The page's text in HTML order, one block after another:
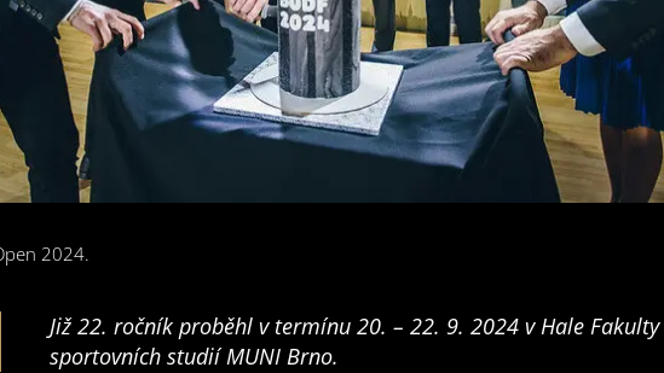
2024.
Již 22. ročník proběhl v termínu 20. – 22. 9. 2024 v Hale Fakulty
sportovních studií MUNI Brno.